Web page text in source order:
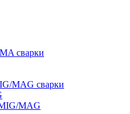
сварки
MAG сварки
MAG